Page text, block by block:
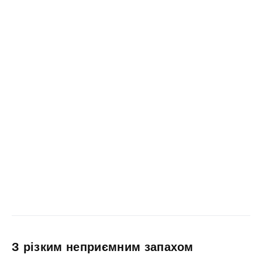
З різким неприємним запахом